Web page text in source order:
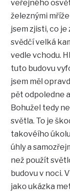
veřejného
železnými
jsem zjisti, co je
svědčí velká
vedle vchodu.
tuto budovu
jsem měl
pět odpoledne
Bohužel tedy
světla. To je
takovéího
úhly a
než použít
budovu v noci.
jako ukázka